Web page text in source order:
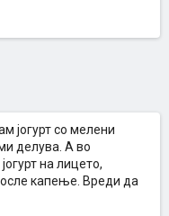
јогурт со мелени
делува. А во
на лицето,
капење. Вреди да